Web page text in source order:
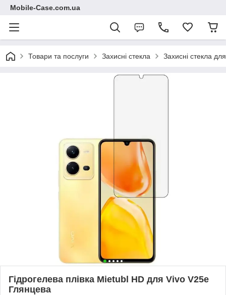
Mobile-Case.com.ua
Товари та послуги Захисні стекла Захисні стекла
Гідрогелева плівка Mietubl HD для Vivo V25e
Глянцева